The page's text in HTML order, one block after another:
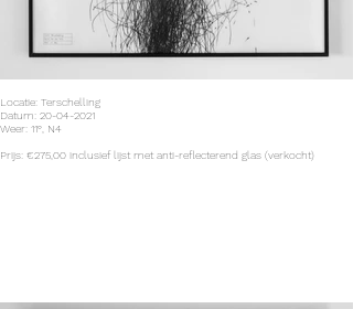
Locatie: Terschelling
Datum: 20-04-2021
Weer: 11°, N4
Prijs: €275,00 inclusief lijst met anti-reflecterend glas (verkocht)